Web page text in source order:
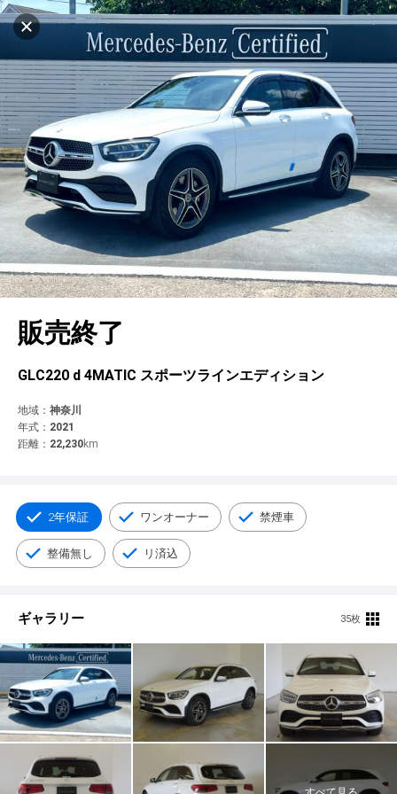
設定中 1032台
車を探す
中古車検索
販売店検索
エリア別最新ニュース
品質と保証
ローン・リース
自動車保険
カタログ情報
アカウント
ログイン
マイアカウント
マイリスト
保存した検索条件
問合せ履歴
アカウントの確認・編集
アフターサービス
アフターサービス
車検／定期点検
コーティング
タイヤ交換
ボディ修理
企業情報
企業概要
業績決算情報
プレスリリース
ヤナセの歴史
リンク
ヤナセ認定中古車
BMW認定中古車
フォルクスワーゲン認定中古車
新車情報
プライバシーポリシー ソーシャルメディアポリシー
利用規約 会社概要
金融商品の勧誘方針
販売終了
GLC220 d 4MATIC スポーツラインエディション
地域： 神奈川
年式： 2021
距離： 22,230km
2年保証 ワンオーナー 禁煙車
整備無し リ済込
ギャラリー 35枚
マイリストに追加
電話で問い合わせ（無料）
キャンセル
戸塚
サーティファイドカーセンター
販売店情報
地図を見る
在庫一覧
キャンセル